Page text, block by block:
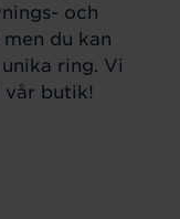
och
du kan
ring. Vi
butik!